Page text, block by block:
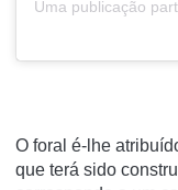
O foral é-lhe
que terá sido